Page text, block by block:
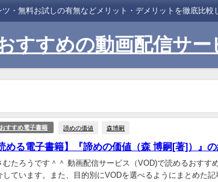
・無料お試しの有無などメリット・デメリットを徹底比較
すすめの動画配信サー
すすめ電子書籍 諦めの価値 森博嗣
める電子書籍】『諦めの価値（森 博嗣[著]）』
むたろうです＾＾ 動画配信サービス（VOD)で読めるおすす
しています。また、目的別にVODを選べるようにまとめた